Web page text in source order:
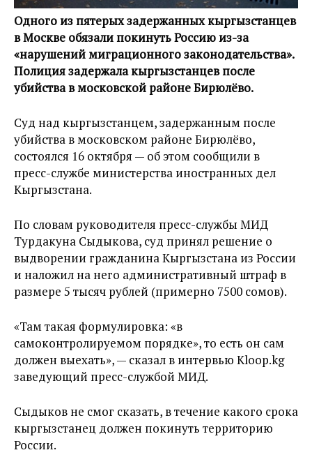
Одного из пятерых задержанных кыргызстанцев
в Москве обязали покинуть Россию из-за
«нарушений миграционного законодательства».
Полиция задержала кыргызстанцев после
убийства в московской районе Бирюлёво.
Суд над кыргызстанцем, задержанным после
убийства в московском районе Бирюлёво,
состоялся 16 октября — об этом сообщили в
пресс-службе министерства иностранных дел
Кыргызстана.
По словам руководителя пресс-службы МИД
Турдакуна Сыдыкова, суд принял решение о
выдворении гражданина Кыргызстана из России
и наложил на него административный штраф в
размере 5 тысяч рублей (примерно 7500 сомов).
«Там такая формулировка: «в
самоконтролируемом порядке», то есть он сам
должен выехать», — сказал в интервью Kloop.kg
заведующий пресс-службой МИД.
Сыдыков не смог сказать, в течение какого срока
кыргызстанец должен покинуть территорию
России.